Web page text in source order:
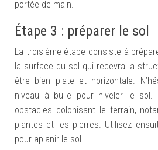
portée de main.
Étape 3 : préparer le sol
La troisième étape consiste à
la surface du sol qui recevra la
être bien plate et horizontale.
niveau à bulle pour niveler le sol.
obstacles colonisant le terrain,
plantes et les pierres. Utilisez
pour aplanir le sol.